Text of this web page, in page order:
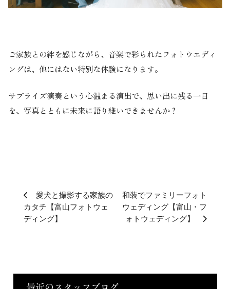
ご家族との絆を感じながら、音楽で彩られたフォトウエディ
ングは、他にはない特別な体験になります。
サプライズ演奏という心温まる演出で、思い出に残る一日
を、写真とともに未来に語り継いできませんか？
愛犬と撮影する家族の
カタチ【富山フォトウェ
ディング】
和装でファミリーフォト
ウェディング【富山・フ
ォトウェディング】
最近のスタッフブログ